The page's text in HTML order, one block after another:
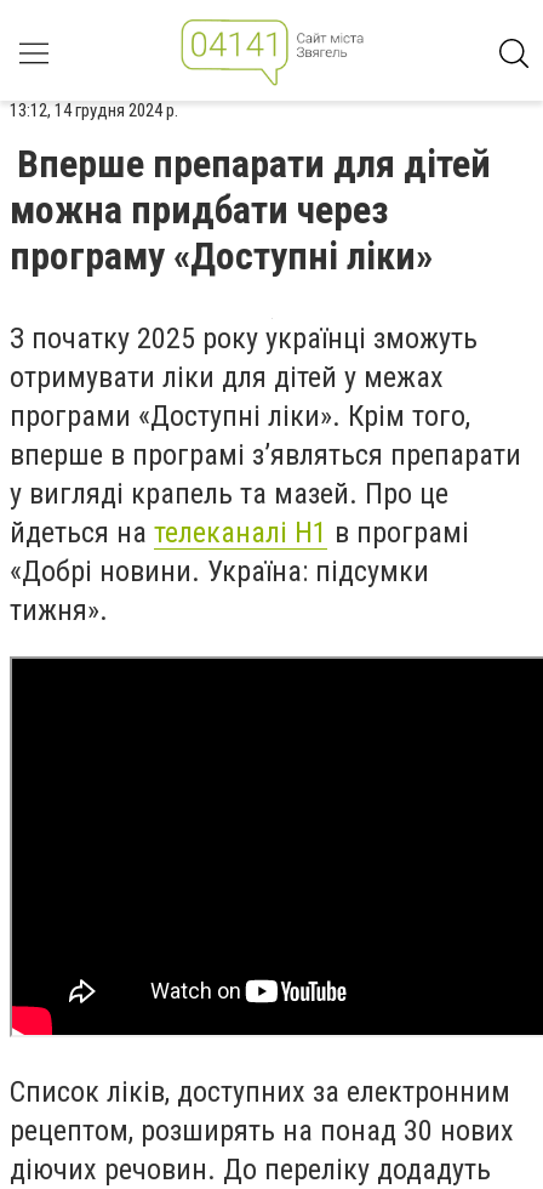
13:12, 14 грудня 2024 р.
Вперше препарати для дітей
можна придбати через
програму «Доступні ліки»
З початку 2025 року українці зможуть
отримувати ліки для дітей у межах
програми «Доступні ліки». Крім того,
вперше в програмі з’являться препарати
у вигляді крапель та мазей. Про це
йдеться на телеканалі Н1 в програмі
«Добрі новини. Україна: підсумки
тижня».
Список ліків, доступних за електронним
рецептом, розширять на понад 30 нових
діючих речовин. До переліку додадуть